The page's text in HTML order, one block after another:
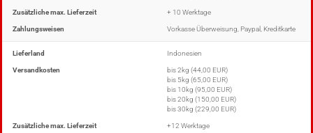
Zusätzliche max. Lieferzeit + 10 Werktage
Zahlungsweisen Vorkasse Überweisung, Paypal, Kreditkarte
Lieferland Indonesien
Versandkosten
bis 2kg (44,00 EUR)
bis 5kg (65,00 EUR)
bis 10kg (95,00 EUR)
bis 20kg (150,00 EUR)
bis 30kg (229,00 EUR)
Zusätzliche max. Lieferzeit +12 Werktage